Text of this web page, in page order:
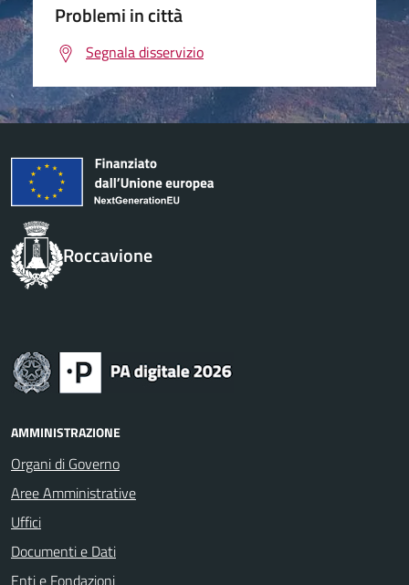
Problemi in città
Segnala disservizio
Roccavione
AMMINISTRAZIONE
Organi di Governo
Aree Amministrative
Uffici
Documenti e Dati
Enti e Fondazioni